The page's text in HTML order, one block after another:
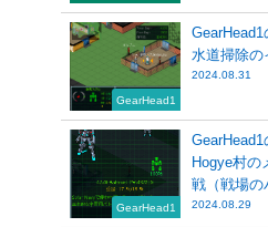
s Ahead
GearHead1
水道掃除の
2024.08.31
GearHead1
GearHead1
Hogye村の
戦（戦場の
2024.08.29